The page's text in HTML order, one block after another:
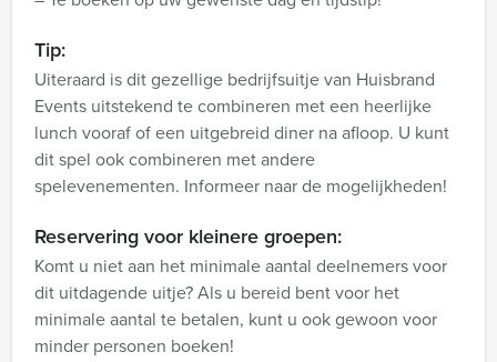
Tip:
Uiteraard is dit gezellige bedrijfsuitje van Huisbrand
Events uitstekend te combineren met een heerlijke
lunch vooraf of een uitgebreid diner na afloop. U kunt
dit spel ook combineren met andere
spelevenementen. Informeer naar de mogelijkheden!
Reservering voor kleinere groepen:
Komt u niet aan het minimale aantal deelnemers voor
dit uitdagende uitje? Als u bereid bent voor het
minimale aantal te betalen, kunt u ook gewoon voor
minder personen boeken!